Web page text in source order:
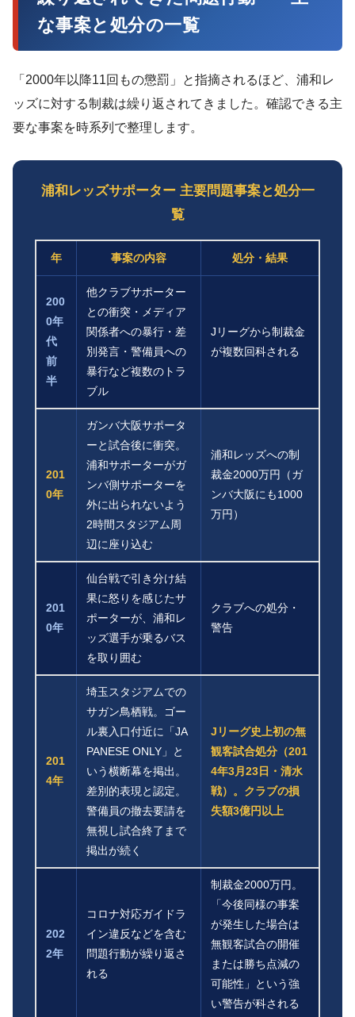
な事案と処分の一覧
「2000年以降11回もの懲罰」と指摘されるほど、浦和レ
ッズに対する制裁は繰り返されてきました。確認できる主
要な事案を時系列で整理します。
浦和レッズサポーター 主要問題事案と処分一
覧
年 事案の内容 処分・結果
200
0年
代
前
半
他クラブサポーター
との衝突・メディア
関係者への暴行・差
別発言・警備員への
暴行など複数のトラ
ブル
Jリーグから制裁金
が複数回科される
201
0年
ガンバ大阪サポータ
ーと試合後に衝突。
浦和サポーターがガ
ンバ側サポーターを
外に出られないよう
2時間スタジアム周
辺に座り込む
浦和レッズへの制
裁金2000万円（ガ
ンバ大阪にも1000
万円）
201
0年
仙台戦で引き分け結
果に怒りを感じたサ
ポーターが、浦和レ
ッズ選手が乗るバス
を取り囲む
クラブへの処分・
警告
201
4年
埼玉スタジアムでの
サガン鳥栖戦。ゴー
ル裏入口付近に「JA
PANESE ONLY」と
いう横断幕を掲出。
差別的表現と認定。
警備員の撤去要請を
無視し試合終了まで
掲出が続く
Jリーグ史上初の無
観客試合処分（201
4年3月23日・清水
戦）。クラブの損
失額3億円以上
202
2年
コロナ対応ガイドラ
イン違反などを含む
問題行動が繰り返さ
れる
制裁金2000万円。
「今後同様の事案
が発生した場合は
無観客試合の開催
または勝ち点減の
可能性」という強
い警告が科される